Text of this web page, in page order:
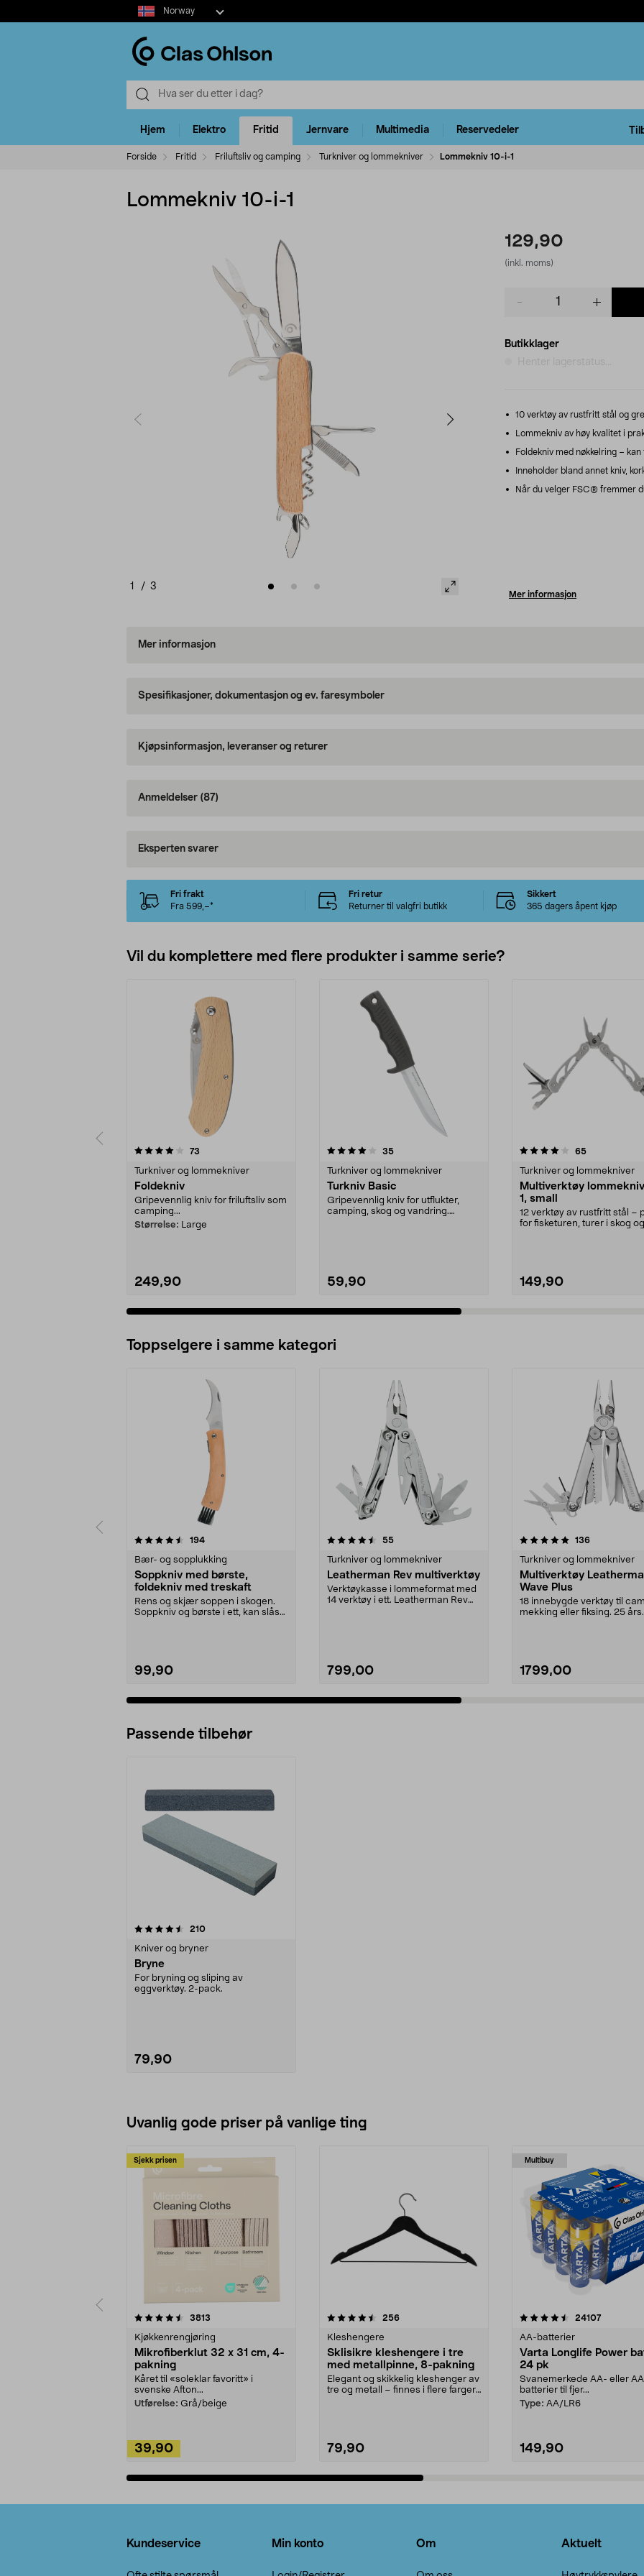
Select
market
Norway
Hjem Elektro Fritid Jernvare Multimedia Reservedeler
Forside Fritid Friluftsliv og camping Turkniver og lommekniver Lommekniv 10-i-1
Lommekniv 10-i-1
1 / 3
129,90
(inkl. moms)
Butikklager
Henter lagerstatus...
10 verktøy av rustfritt stål og
Lommekniv av høy kvalitet i
Foldekniv med nøkkelring –
Inneholder bland annet kniv,
Når du velger FSC® fremmer
Mer informasjon
Mer informasjon
Spesifikasjoner, dokumentasjon og ev. faresymboler
Kjøpsinformasjon, leveranser og returer
Anmeldelser (87)
Eksperten svarer
Fri frakt
Fra 599,–*
Fri retur
Returner til valgfri butikk
Sikkert
365 dagers åpent kjøp
Vil du komplettere med flere produkter i samme serie?
73
Turkniver og lommekniver
Foldekniv
Gripevennlig kniv for friluftsliv som
camping...
Størrelse: Large
249,90
4.0av 5 stjerner 35anmeldelser
Turkniver og lommekniver
Turkniv Basic
Gripevennlig kniv for utflukter,
camping, skog og vandring.
59,90
4.0av 5 stjerner 65anmeldelser
Turkniver og lommekniver
Multiverktøy
1, small
12 verktøy av rustfritt stål –
for fisketuren, turer i skog
149,90
4.0av 5 stjerner
Toppselgere i samme kategori
194anmeldelser
Bær- og sopplukking
Soppkniv med børste,
foldekniv med treskaft
Rens og skjær soppen i skogen.
Soppkniv og børste i ett, kan slås
99,90
4.5 av 5 stjerner 55anmeldelser
Turkniver og lommekniver
Leatherman Rev multiverktøy
Verktøykasse i lommeformat med
14 verktøy i ett. Leatherman Rev
799,00
5.0 av 5 stjerner 136anmeldelser
Turkniver og lommekniver
Multiverktøy
Wave Plus
18 innebygde verktøy til
mekking eller fiksing. 25 års
1799,00
4.5 av 5 stjerner
Passende tilbehør
210anmeldelser
Kniver og bryner
Bryne
For bryning og sliping av
eggverktøy. 2-pack.
79,90
Uvanlig gode priser på vanlige ting
Sjekk prisen
3813
Kjøkkenrengjøring
Mikrofiberklut 32 x 31 cm, 4-
pakning
Kåret til «soleklar favoritt» i
svenske Afton...
Utførelse: Grå/beige
39,90
4.5av 5 stjerner 256anmeldelser
Kleshengere
Sklisikre kleshengere i tre
med metallpinne, 8-pakning
Elegant og skikkelig kleshenger av
tre og metall – finnes i flere farger.
79,90
Multibuy
4.5av 5 stjerner 24107
AA-batterier
Varta Longlife Power
24 pk
Svanemerkede AA- eller
batterier til fjer...
Type: AA/LR6
149,90
4.5av 5 stjerner
Kundeservice Min konto Om Aktuelt